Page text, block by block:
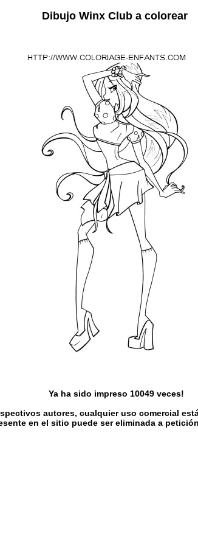
Dibujo Winx Club a colorear
Ya ha sido impreso 10049 veces!
autores, cualquier uso comercial
en el sitio puede ser eliminada a